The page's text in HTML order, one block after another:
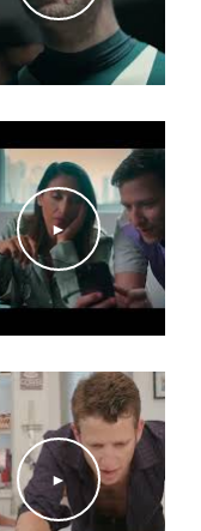
2025 – פרסומת לתמי 4 בבימוי רועי כפרי
2025 – פרסומת לאלטשולר שחם
2025 – פרסומת למרידול בבימוי בן קוטי
2025 – פרסומת לציטוס בבימוי אסולין
2025 – פרסומת לתדהר בבימוי אוהב פלנץ
2025 – פרסומת לסמסונג בבימוי ירון שילון
2025 – פרסומת למבנה בבימוי ירון שילון
2024 – פרסומת לוואלה ספורט בבימוי ירון שילוני
2024 – פרסומת לסנו בבימוי ירון שילוני
2024 – פרסומת לבזק בבימוי רני כרמלי
מלגות
2021 – זוכה פרס
הביגוניה"
2007 – זוכה פרס האקדמיה לשחקן הטוב ביותר בסדרת ילדים, "ראש גדול"
►
►